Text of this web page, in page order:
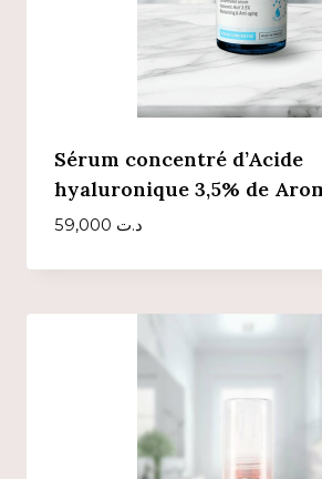
Sérum concentré d’Acide
hyaluronique 3,5% de
د.ت